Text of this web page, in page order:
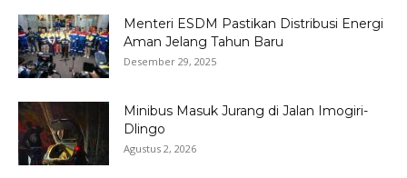
Menteri ESDM Pastikan Distribusi Energi
Aman Jelang Tahun Baru
Desember 29, 2025
Minibus Masuk Jurang di Jalan Imogiri-
Dlingo
Agustus 2, 2026